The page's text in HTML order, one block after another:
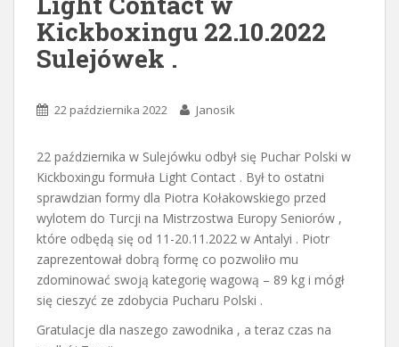
Kickboxingu 22.10.2022
Sulejówek .
22 października 2022 Janosik
22 października w Sulejówku odbył się Puchar Polski w
Kickboxingu formuła Light Contact . Był to ostatni
sprawdzian formy dla Piotra Kołakowskiego przed
wylotem do Turcji na Mistrzostwa Europy Seniorów ,
które odbędą się od 11-20.11.2022 w Antalyi . Piotr
zaprezentował dobrą formę co pozwoliło mu
zdominować swoją kategorię wagową – 89 kg i mógł
się cieszyć ze zdobycia Pucharu Polski .
Gratulacje dla naszego zawodnika , a teraz czas na